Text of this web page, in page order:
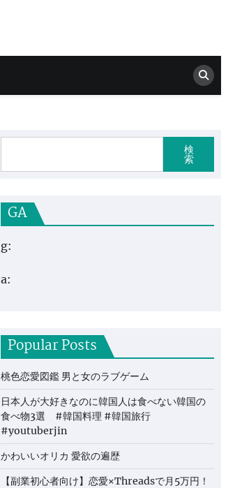
検
索
GA
g:
a:
Popular Posts
桃色恋愛図鑑 男と女のラブゲーム
日本人が大好きなのに韓国人は食べない韓国の
食べ物3選 #韓国料理 #韓国旅行
#youtuberjin
かわいいオリカ 愛欲の遍歴
【副業初心者向け】恋愛×Threadsで月5万円！